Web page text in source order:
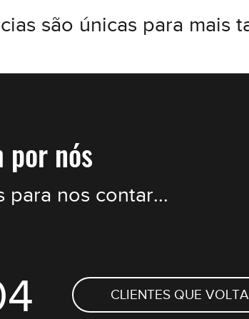
são únicas para mais
por nós
para nos contar...
CLIENTES QUE